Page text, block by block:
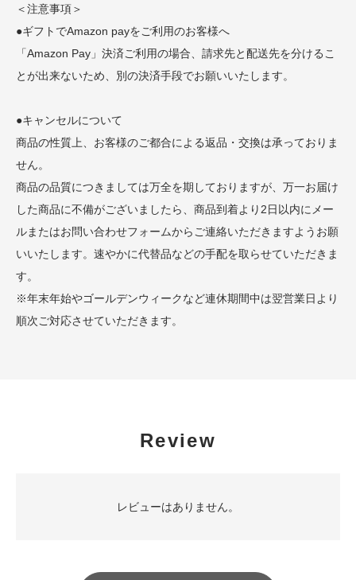
＜注意事項＞
●ギフトでAmazon payをご利用のお客様へ
「Amazon Pay」決済ご利用の場合、請求先と配送先を分けるこ
とが出来ないため、別の決済手段でお願いいたします。
●キャンセルについて
商品の性質上、お客様のご都合による返品・交換は承っておりま
せん。
商品の品質につきましては万全を期しておりますが、万一お届け
した商品に不備がございましたら、商品到着より2日以内にメー
ルまたはお問い合わせフォームからご連絡いただきますようお願
いいたします。速やかに代替品などの手配を取らせていただきま
す。
※年末年始やゴールデンウィークなど連休期間中は翌営業日より
順次ご対応させていただきます。
Review
レビューはありません。